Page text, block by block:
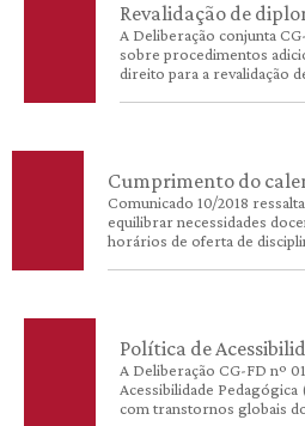
Revalidação de
A Deliberação conjunta
sobre procedimentos
direito para a revalidação
Cumprimento do
Comunicado 10/2018
equilibrar necessidades
horários de oferta de
Política de
A Deliberação CG-FD nº
Acessibilidade
com transtornos globais